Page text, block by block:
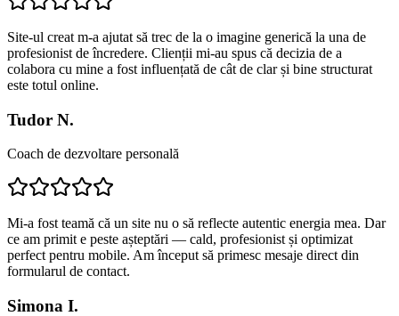
Site-ul creat m-a ajutat să trec de la o imagine generică la una de
profesionist de încredere. Clienții mi-au spus că decizia de a
colabora cu mine a fost influențată de cât de clar și bine structurat
este totul online.
Tudor N.
Coach de dezvoltare personală
Mi-a fost teamă că un site nu o să reflecte autentic energia mea. Dar
ce am primit e peste așteptări — cald, profesionist și optimizat
perfect pentru mobile. Am început să primesc mesaje direct din
formularul de contact.
Simona I.